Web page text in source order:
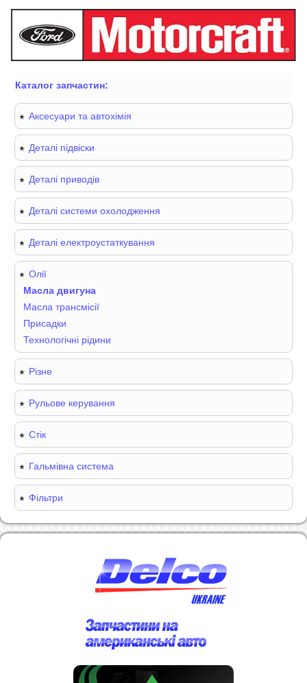
Каталог запчастин:
Аксесуари та автохімія
Деталі підвіски
Деталі приводів
Деталі системи охолодження
Деталі електроустаткування
Олії
Масла двигуна
Масла трансмісії
Присадки
Технологічні рідини
Різне
Рульове керування
Стік
Гальмівна система
Фільтри